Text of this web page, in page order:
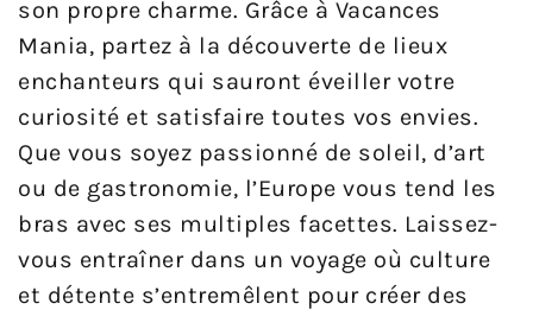
son propre charme. Grâce à Vacances
Mania, partez à la découverte de lieux
enchanteurs qui sauront éveiller votre
curiosité et satisfaire toutes vos envies.
Que vous soyez passionné de soleil, d’art
ou de gastronomie, l’Europe vous tend les
bras avec ses multiples facettes. Laissez-
vous entraîner dans un voyage où culture
et détente s’entremêlent pour créer des